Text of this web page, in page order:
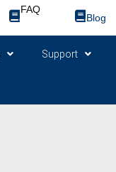
FAQ
Blog
Support